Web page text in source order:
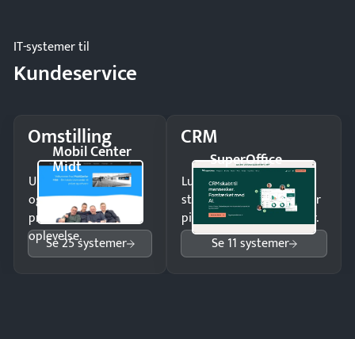
IT-systemer til
Kundeservice
Omstilling
Mobil Center
Midt
Undgå tabte opkald
og giv kunderne en
professionel
oplevelse.
Se 25 systemer
CRM
SuperOffice
Luk flere salg med et
struktureret overblik over
pipeline og opfølgninger.
Se 11 systemer